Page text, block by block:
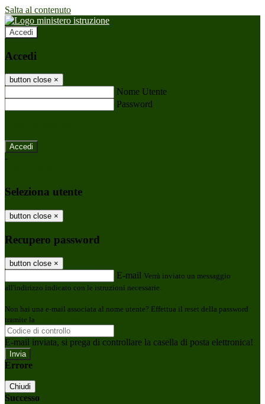
Salta al contenuto
Accedi
Accedi
button close ×
Nome Utente
Password
-
Seleziona utente
button close ×
Recupero password
button close ×
E-mail Verrà inviato un messaggio
all'indirizzo indicato con le istruzioni necessarie.
Non hai una e-mail associata al nome utente? Effettua il reset della password
tramite la
E-mail inviata, si prega di controllare la casella di posta elettronica!
Errore
Chiudi
Successo